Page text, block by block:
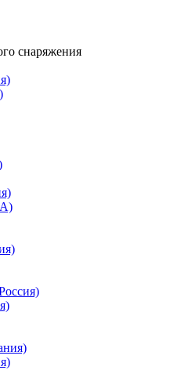
снаряжения